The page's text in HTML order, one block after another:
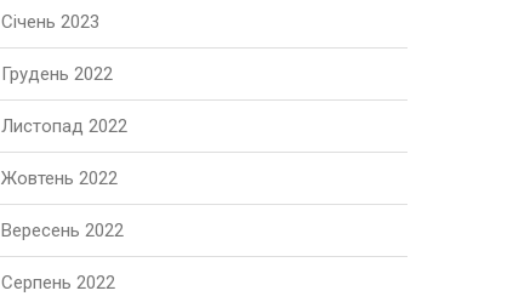
Січень 2023
Грудень 2022
Листопад 2022
Жовтень 2022
Вересень 2022
Серпень 2022